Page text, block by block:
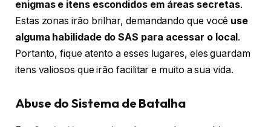
enigmas e itens escondidos em áreas secretas.
Estas zonas irão brilhar, demandando que você use
alguma habilidade do SAS para acessar o local.
Portanto, fique atento a esses lugares, eles guardam
itens valiosos que irão facilitar e muito a sua vida.
Abuse do Sistema de Batalha